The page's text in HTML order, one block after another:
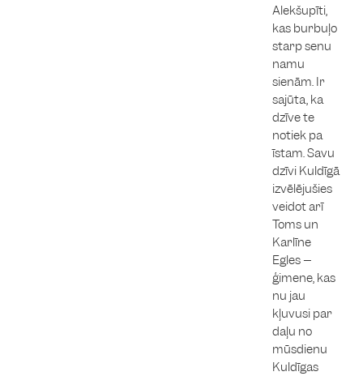
Alekšupīti,
kas burbuļo
starp senu
namu
sienām. Ir
sajūta, ka
dzīve te
notiek pa
īstam. Savu
dzīvi Kuldīgā
izvēlējušies
veidot arī
Toms un
Karlīne
Egles –
ģimene, kas
nu jau
kļuvusi par
daļu no
mūsdienu
Kuldīgas